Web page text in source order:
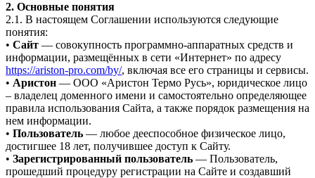
2. Основные понятия
2.1. В настоящем Соглашении используются следующие
понятия:
• Сайт — совокупность программно-аппаратных средств и
информации, размещённых в сети «Интернет» по адресу
https://ariston-pro.com/by/, включая все его страницы и сервисы.
• Аристон — ООО «Аристон Термо Русь», юридическое лицо
– владелец доменного имени и самостоятельно определяющее
правила использования Сайта, а также порядок размещения на
нем информации.
• Пользователь — любое дееспособное физическое лицо,
достигшее 18 лет, получившее доступ к Сайту.
• Зарегистрированный пользователь — Пользователь,
прошедший процедуру регистрации на Сайте и создавший